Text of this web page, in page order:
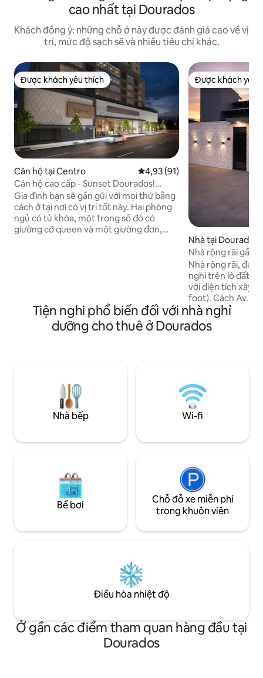
cao nhất tại Dourados
Khách đồng ý: những chỗ ở này được đánh giá cao về vị
trí, mức độ sạch sẽ và nhiều tiêu chí khác.
Được khách yêu thích
Được khách yêu thích
Căn hộ tại Centro Xếp hạng trung bình 4,93/5,
4,93 (91)
Căn hộ cao cấp - Sunset Dourados!
Tuyệt vời
Gia đình bạn sẽ gần gũi với mọi thứ bằng
cách ở tại nơi có vị trí tốt này. Hai phòng
ngủ có tủ khóa, một trong số đó có
giường cỡ queen và một giường đơn,
thời gian lưu trú của bạn trở nên độc đáo
và đặc biệt. Internet wifi có sẵn. Sử dụng
tất cả các tiện nghi : hồ bơi, trung tâm
Được khách yêu
Được khách yêu
Nhà tại Dourados
Nhà rộng rãi gần
Nhà rộng rãi,
nghi trên lô đất
với diện tích xây
foot). Cách Av. 50
gần trung tâm
đến BR-163. Khu
nướng ngoài trời,
trạm xăng và cửa
mái và một vị trí
của bạn ở
Tiện nghi phổ biến đối với nhà nghỉ
dưỡng cho thuê ở Dourados
Nhà bếp Wi-fi
Bể bơi
Chỗ đỗ xe miễn phí
trong khuôn viên
Điều hòa nhiệt độ
Ở gần các điểm tham quan hàng đầu tại
Dourados